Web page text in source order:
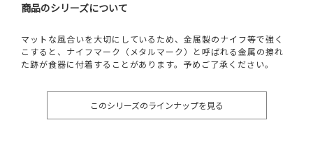
商品のシリーズについて
マットな風合いを大切にしているため、金属製のナイフ等で強く
こすると、ナイフマーク（メタルマーク）と呼ばれる金属の擦れ
た跡が食器に付着することがあります。予めご了承ください。
このシリーズのラインナップを見る